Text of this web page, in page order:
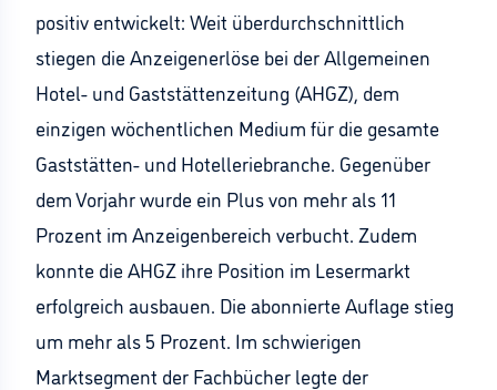
positiv entwickelt: Weit überdurchschnittlich
stiegen die Anzeigenerlöse bei der Allgemeinen
Hotel- und Gaststättenzeitung (AHGZ), dem
einzigen wöchentlichen Medium für die gesamte
Gaststätten- und Hotelleriebranche. Gegenüber
dem Vorjahr wurde ein Plus von mehr als 11
Prozent im Anzeigenbereich verbucht. Zudem
konnte die AHGZ ihre Position im Lesermarkt
erfolgreich ausbauen. Die abonnierte Auflage stieg
um mehr als 5 Prozent. Im schwierigen
Marktsegment der Fachbücher legte der